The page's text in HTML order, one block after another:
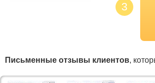
3
Письменные отзывы клиентов,